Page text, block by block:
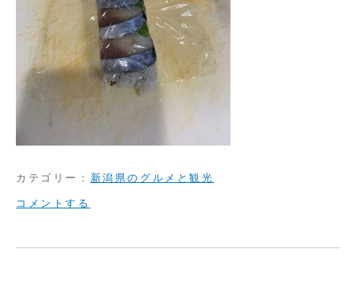
カテゴリー： 新潟県のグルメと観光
コメントする
岡